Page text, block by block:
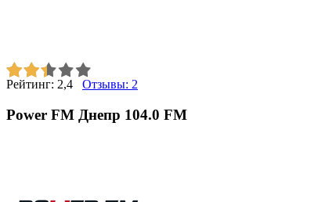
Рейтинг: 2,4 Отзывы: 2
Power FM Днепр 104.0 FM